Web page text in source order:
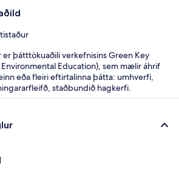
er þátttökuaðili verkefnisins Green Key
Education), sem mælir áhrif
eða fleiri eftirtalinna þátta: umhverfi,
staðbundið hagkerfi.